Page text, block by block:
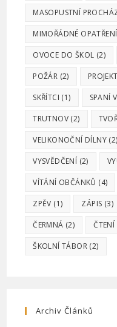
MASOPUSTNÍ
MIMOŘÁDNÉ OPATŘENÍ
OVOCE DO ŠKOL (2)
POŽÁR (2) PROJEKT
SKŘÍTCI (1) SPANÍ
TRUTNOV (2)
VELIKONOČNÍ DÍLNY (2)
VYSVĚDČENÍ (2)
VÍTÁNÍ OBČÁNKŮ (4)
ZPĚV (1) ZÁPIS (3)
ČERMNÁ (2) ČTENÍ
ŠKOLNÍ TÁBOR (2)
Archiv Článků